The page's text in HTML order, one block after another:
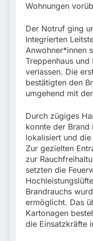
Wohnungen
Der Notruf ging
Integrierten
Anwohner*innen
Treppenhaus
verlassen. Die
bestätigten den
umgehend mit
Durch zügiges
konnte der Brand
lokalisiert und
Zur gezielten
zur
setzten die
Brandrauchs
ermöglicht. Das
Kartonagen
die Einsatzkräfte